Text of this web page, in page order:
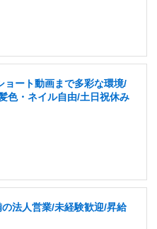
ョート動画まで多彩な環境/
色・ネイル自由/土日祝休み
法人営業/未経験歓迎/昇給